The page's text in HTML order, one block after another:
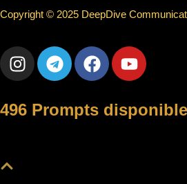
Copyright © 2025 DeepDive
496 Prompts